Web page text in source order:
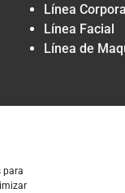
para
Línea
Línea Facial
Línea de
Privacidad
Política de